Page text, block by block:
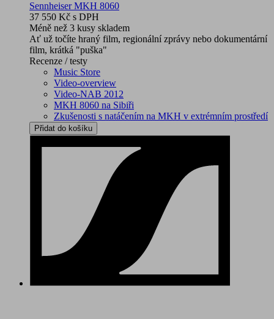
Sennheiser MKH 8060
37 550 Kč s DPH
Méně než 3 kusy skladem
Ať už točíte hraný film, regionální zprávy nebo dokumentární
film, krátká "puška"
Recenze / testy
Music Store
Video-overview
Video-NAB 2012
MKH 8060 na Sibiři
Zkušenosti s natáčením na MKH v extrémním prostředí
Přidat do košíku